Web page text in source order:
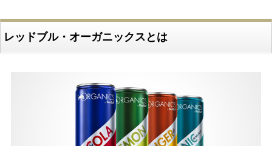
レッドブル・オーガニックスとは